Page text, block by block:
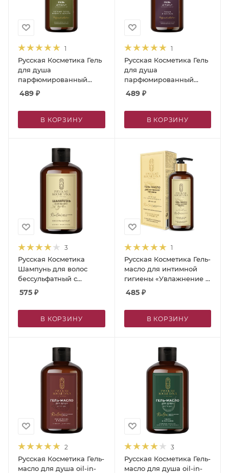
1
Русская Косметика Гель
для душа
парфюмированный
"ЧЕРНЫЙ ПЕРЕЦ,
489 ₽
В КОРЗИНУ
1
Русская Косметика Гель
для душа
парфюмированный
"ТАБАК И ВАНИЛЬ", 600
489₽
В КОРЗИНУ
3
Русская Косметика
Шампунь для волос
бессульфатный с
биотином и маслом
575 ₽
В КОРЗИНУ
1
Русская Косметика Гель-
масло для интимной
гигиены «Увлажнение и
защита» с маслом
300 мл
485₽
В КОРЗИНУ
2
Русская Косметика Гель-
масло для душа oil-in-
3
Русская Косметика Гель-
масло для душа oil-in-